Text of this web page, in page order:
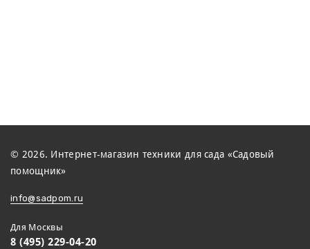
© 2026. Интернет-магазин техники для сада «Садовый
помощник»
info@sadpom.ru
Для Москвы
8 (495) 229-04-20